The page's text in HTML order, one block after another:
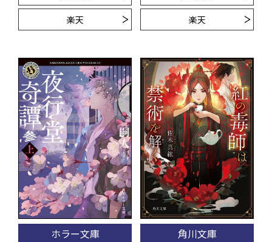
楽天 楽天
ホラー文庫 角川文庫